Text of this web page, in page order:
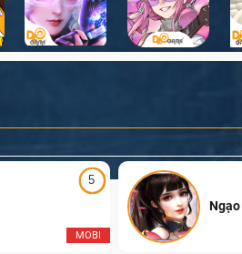
5
MOBI